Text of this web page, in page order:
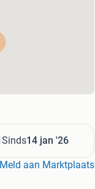
Sinds14 jan '26
Meld aan Marktplaats